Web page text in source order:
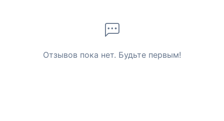
Отзывов пока нет. Будьте первым!